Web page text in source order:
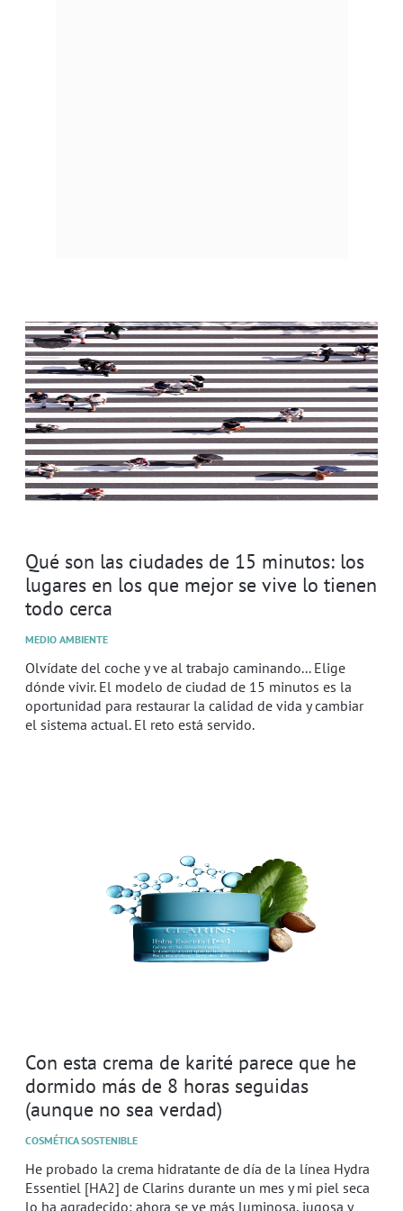
Qué son las ciudades de 15 minutos: los
lugares en los que mejor se vive lo tienen
todo cerca
MEDIO AMBIENTE
Olvídate del coche y ve al trabajo caminando... Elige
dónde vivir. El modelo de ciudad de 15 minutos es la
oportunidad para restaurar la calidad de vida y cambiar
el sistema actual. El reto está servido.
Con esta crema de karité parece que he
dormido más de 8 horas seguidas
(aunque no sea verdad)
COSMÉTICA SOSTENIBLE
He probado la crema hidratante de día de la línea Hydra
Essentiel [HA2] de Clarins durante un mes y mi piel seca
lo ha agradecido: ahora se ve más luminosa, jugosa y